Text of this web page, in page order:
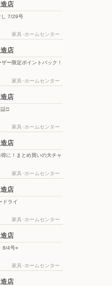
店
し 7/29号
家具･ホームセンター
店
ー限定ポイントバック！
家具･ホームセンター
店
証□
家具･ホームセンター
店
に！まとめ買いの大チャ
家具･ホームセンター
店
ドライ
家具･ホームセンター
店
8/4号○
家具･ホームセンター
店